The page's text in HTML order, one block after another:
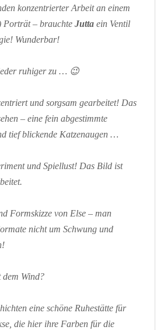
konzentrierter Arbeit an einem
Porträt – brauchte Jutta ein Ventil
Wunderbar!
ruhiger zu … 😉
und sorgsam gearbeitet! Das
– eine fein abgestimmte
tief blickende Katzenaugen …
und Spiellust! Das Bild ist
Formskizze von Else – man
nicht um Schwung und
Wind?
eine schöne Ruhestätte für
die hier ihre Farben für die